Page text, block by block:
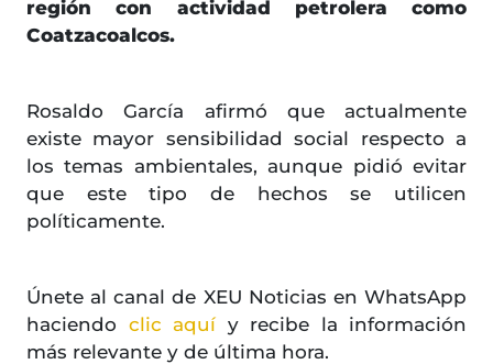
región con actividad petrolera como
Coatzacoalcos.
Rosaldo García afirmó que actualmente
existe mayor sensibilidad social respecto a
los temas ambientales, aunque pidió evitar
que este tipo de hechos se utilicen
políticamente.
Únete al canal de XEU Noticias en WhatsApp
haciendo clic aquí y recibe la información
más relevante y de última hora.